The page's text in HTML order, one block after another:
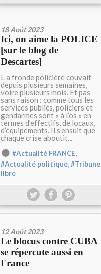
18 Août 2023
Ici, on aime la POLICE
[sur le blog de
Descartes]
L a fronde policière couvait
depuis plusieurs semaines,
voire plusieurs mois. Et pas
sans raison : comme tous les
services publics, policiers et
gendarmes sont « à l’os » en
termes d’effectifs, de locaux,
d’équipements. Il s’ensuit que
chaque crise aboutit...
#Actualité FRANCE,
#Actualité politique,#Tribune
libre
12 Août 2023
Le blocus contre CUBA
se répercute aussi en
France